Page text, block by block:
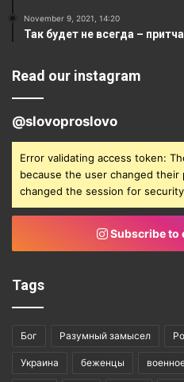
November 9, 2021, 14:20
Так будет не всегда – притча
Read our instagram
@slovoproslovo
Error validating access token:
because the user changed their
changed the session for
Subscribe to
Tags
Бог Разумный замысел
Украина беженцы